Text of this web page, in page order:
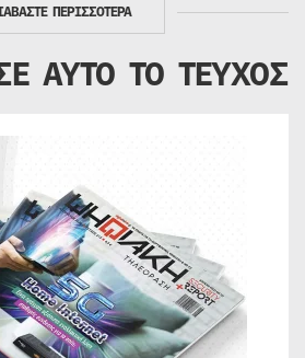
ΠΕΡΙΣΣΟΤΕΡΑ
ΑΥΤΟ ΤΟ ΤΕΥΧΟΣ